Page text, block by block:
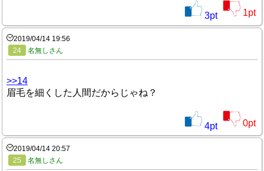
3pt 1pt
2019/04/14 19:56
24
名無しさん
>>14
眉毛を細くした人間だからじゃね？
4pt 0pt
2019/04/14 20:57
25
名無しさん